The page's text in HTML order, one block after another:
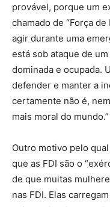
provável, porque um
chamado de “Força
agir durante uma
está sob ataque de
dominada e ocupada.
defender e manter a
certamente não é,
mais moral do mundo.”
Outro motivo pelo
que as FDI são o
de que muitas
nas FDI. Elas